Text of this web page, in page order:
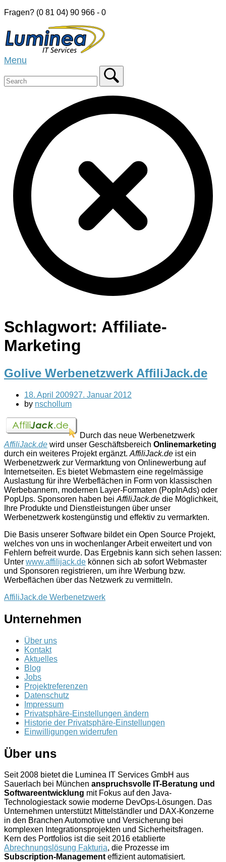
Skip
content
Fragen? (0 81 04) 90 966 - 0
Home
Menu
Schlagwort: Affiliate-
Marketing
Golive Werbenetzwerk AffiliJack.de
18. April 200927. Januar 2012
by nschollum
Durch das neue Werbenetzwerk
AffiliJack.de wird unser Geschäftsbereich Onlinemarketing
durch ein weiteres Projekt ergänzt. AffiliJack.de ist ein
Werbenetzwerk zur Vermarktung von Onlinewerbung auf
Internetseiten. Es bietet Webmastern eine regelmässige
Auslastung für ihre Werbeflächen in Form von klassischen
Werbebannern, modernen Layer-Formaten (PopInAds) oder
PopUps. Sponsoren haben bei AffiliJack.de die Möglichkeit,
Ihre Produkte und Dienstleistungen über unser
Werbenetzwerk kostengünstig und effektiv zu vermarkten.
Die Basis unserer Software bildet ein Open Source Projekt,
welches von uns in wochenlanger Arbeit erweitert und von
Fehlern befreit wurde. Das Ergebnis kann sich sehen lassen:
Unter www.affilijack.de können sich ab sofort Webmaster
und Sponsoren registrieren, um ihre Werbung bzw.
Werbeflächen über das Netzwerk zu vermitteln.
AffiliJack.de Werbenetzwerk
Unternehmen
Über uns
Kontakt
Aktuelles
Blog
Jobs
Projektreferenzen
Datenschutz
Impressum
Privatsphäre-Einstellungen ändern
Historie der Privatsphäre-Einstellungen
Einwilligungen widerrufen
Über uns
Seit 2008 bietet die Luminea IT Services GmbH aus
Sauerlach bei München anspruchsvolle IT-Beratung und
Softwareentwicklung mit Fokus auf den Java-
Technologiestack sowie moderne DevOps-Lösungen. Das
Unternehmen unterstützt Mittelständler und DAX-Konzerne
in den Branchen Automotive und Versicherung bei
komplexen Integrationsprojekten und Sicherheitsfragen.
Kern des Portfolios ist die seit 2016 etablierte
Abrechnungslösung Fakturia, die Prozesse im
Subscription-Managementeffizient automatisiert.